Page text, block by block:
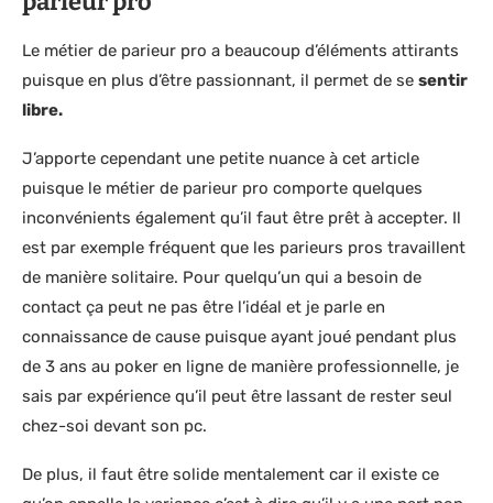
Le métier de parieur pro a beaucoup d’éléments attirants
puisque en plus d’être passionnant, il permet de se sentir
libre.
J’apporte cependant une petite nuance à cet article
puisque le métier de parieur pro comporte quelques
inconvénients également qu’il faut être prêt à accepter. Il
est par exemple fréquent que les parieurs pros travaillent
de manière solitaire. Pour quelqu’un qui a besoin de
contact ça peut ne pas être l’idéal et je parle en
connaissance de cause puisque ayant joué pendant plus
de 3 ans au poker en ligne de manière professionnelle, je
sais par expérience qu’il peut être lassant de rester seul
chez-soi devant son pc.
De plus, il faut être solide mentalement car il existe ce